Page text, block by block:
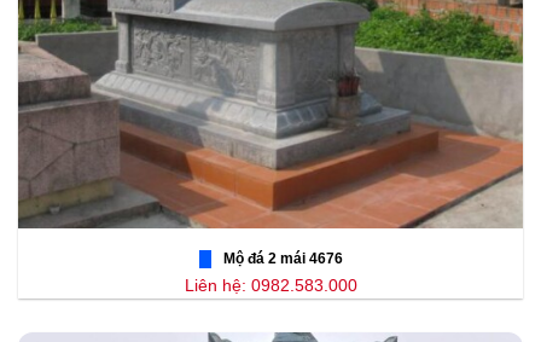
Mộ đá 2 mái 4676
Liên hệ: 0982.583.000